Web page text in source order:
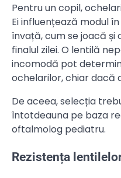
Pentru un copil,
Ei influențează modul
învață, cum se joacă și
finalul zilei. O lentilă
incomodă pot
ochelarilor, chiar dacă
De aceea, selecția
întotdeauna pe baza
oftalmolog pediatru.
Rezistența